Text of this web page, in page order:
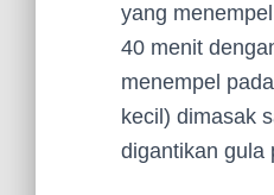
yang
40 menit
menempel
kecil) dimasak
digantikan gula